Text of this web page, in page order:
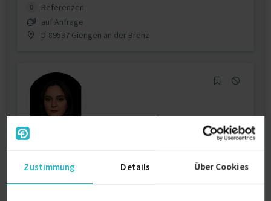
Zustimmung Details Über Cookies
0
Referenzen
auf Anfrage
D-89537 Giengen an der Brenz
Personalentwicklung